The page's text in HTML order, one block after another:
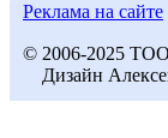
Реклама на сайте
© 2006-2025
Дизайн